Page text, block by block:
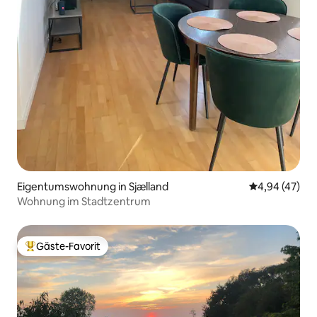
Eigentumswohnung in Sjælland
4,94 (47)
Wohnung im Stadtzentrum
Beliebter Gäste-Favorit.
Gäste-Favorit